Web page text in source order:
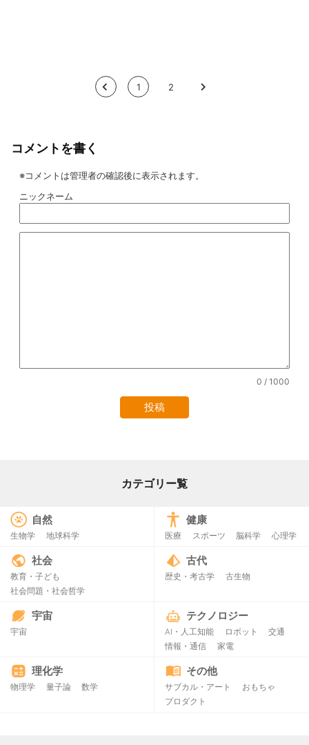
< 1 2 >
コメントを書く
※コメントは管理者の確認後に表示されます。
ニックネーム
0 / 1000
カテゴリー覧
自然
生物学 地球科学
健康
医療 スポーツ 脳科学 心理学
社会
教育・子ども
社会問題・社会哲学
古代
歴史・考古学 古生物
宇宙
宇宙
テクノロジー
AI・人工知能 ロボット
交通
情報・通信
家電
理化学
物理学 量子論 数学
その他
サブカル・アート
おもちゃ
プロダクト